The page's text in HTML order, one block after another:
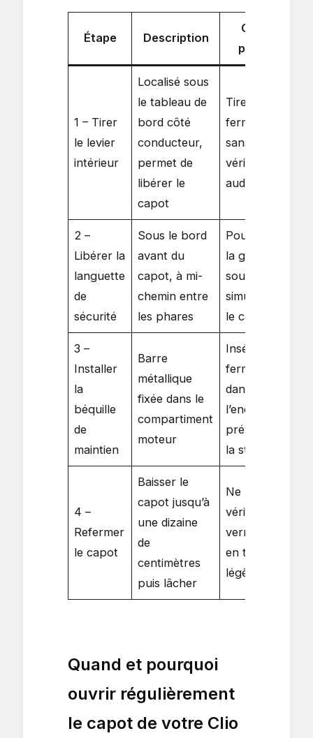
Étape Description
Conseils
pratiques
1 – Tirer
le levier
intérieur
Localisé sous
le tableau de
bord côté
conducteur,
permet de
libérer le
capot
Tirer
fermement
sans forcer,
vérifier le clic
audible
2 –
Libérer la
languette
de
sécurité
Sous le bord
avant du
capot, à mi-
chemin entre
les phares
Pousser vers
la gauche en
soulevant
simultanément
le capot
3 –
Installer
la
béquille
de
maintien
Barre
métallique
fixée dans le
compartiment
moteur
Insérer
fermement
dans
l’encoche
prévue, tester
la stabilité
4 –
Refermer
le capot
Baisser le
capot jusqu’à
une dizaine
de
centimètres
puis lâcher
Ne pas forcer,
vérifier le
verrouillage
en tirant
légèrement
Quand et pourquoi
ouvrir régulièrement
le capot de votre Clio